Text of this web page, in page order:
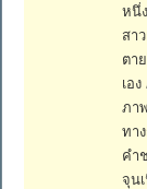
หนึ่
สา
ตา
เอ
ภา
ทา
คำ
จุน